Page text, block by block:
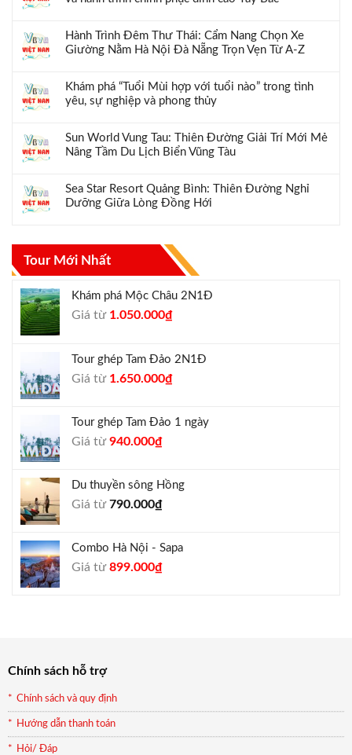
Hành Trình Đêm Thư Thái: Cẩm Nang Chọn Xe
Giường Nằm Hà Nội Đà Nẵng Trọn Vẹn Từ A-Z
Khám phá “Tuổi Mùi hợp với tuổi nào” trong tình
yêu, sự nghiệp và phong thủy
Sun World Vung Tau: Thiên Đường Giải Trí Mới Mẻ
Nâng Tầm Du Lịch Biển Vũng Tàu
Sea Star Resort Quảng Bình: Thiên Đường Nghỉ
Dưỡng Giữa Lòng Đồng Hới
Tour Mới Nhất
Khám phá Mộc Châu 2N1Đ
Giá từ Giá
1.300.000₫.
1.050.000₫Giá
là:
Tour ghép Tam Đảo 2N1Đ
Giá từ Giá
1.800.000₫.
1.650.000₫Giá
là:
Tour ghép Tam Đảo 1 ngày
Giá từGiá
1.000.000₫.
940.000₫Giá
là:
Du thuyền sông Hồng
Giá từ790.000₫
Combo Hà Nội - Sapa
Giá từGiá
899.000₫Giá
Chính sách hỗ trợ
Chính sách và quy định
Hướng dẫn thanh toán
Hỏi/ Đáp